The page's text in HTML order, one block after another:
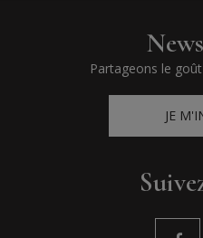
Partageons le
JE